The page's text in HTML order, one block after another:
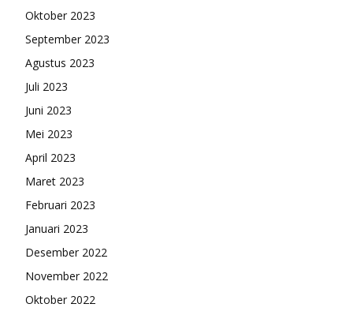
Oktober 2023
September 2023
Agustus 2023
Juli 2023
Juni 2023
Mei 2023
April 2023
Maret 2023
Februari 2023
Januari 2023
Desember 2022
November 2022
Oktober 2022